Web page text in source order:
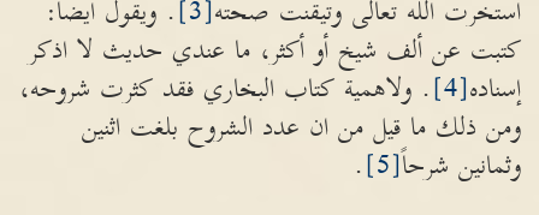
استخرت الله تعالى وتيقنت صحته[3]
. ويقول ايضاً:
كتبت عن ألف شيخ أو أكثر، ما عندي حديث لا اذكر
إسناده[4]
. ولاهمية كتاب البخاري فقد كثرت شروحه،
ومن ذلك ما قيل من ان عدد الشروح بلغت اثنين
وثمانين شرحاً[5]
.